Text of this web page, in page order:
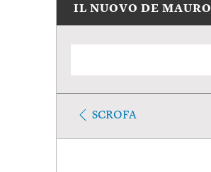
IL NUOVO DE MAURO
SCROFA